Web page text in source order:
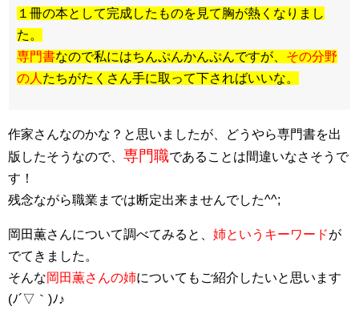
１冊の本として完成したものを見て胸が熱くなりまし
た。
専門書なので私にはちんぷんかんぷんですが、 その分野
の人 たちがたくさん手に取って下さればいいな。
作家さんなのかな？と思いましたが、どうやら専門書を出
版したそうなので、 専門職であることは間違いなさそうで
す！
残念ながら職業までは断定出来ませんでした^^;
岡田薫さんについて調べてみると、 姉というキーワードが
でてきました。
そんな岡田薫さんの姉についてもご紹介したいと思います
(ﾉ´▽｀)ﾉ♪